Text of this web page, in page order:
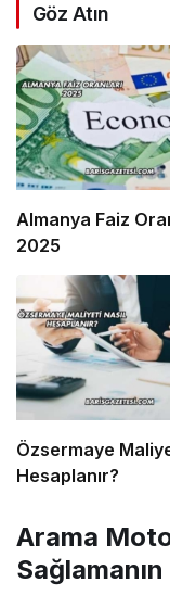
Göz Atın
Almanya Faiz
2025
Özsermaye
Hesaplanır?
Arama
Sağlamanın